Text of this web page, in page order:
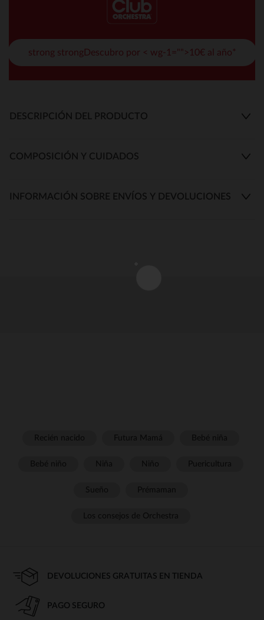
strong strongDescubro por < wg-1="">10€ al año*
DESCRIPCIÓN DEL PRODUCTO
COMPOSICIÓN Y CUIDADOS
INFORMACIÓN SOBRE ENVÍOS Y DEVOLUCIONES
DEVOLUCIONES GRATUITAS EN TIENDA
PAGO SEGURO